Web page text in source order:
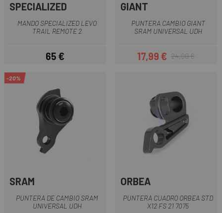
SPECIALIZED
MANDO SPECIALIZED LEVO
TRAIL REMOTE 2
Precio
65 €
GIANT
PUNTERA CAMBIO GIANT
SRAM UNIVERSAL UDH
Precio
17,99 €Precio regular
24,90 €
-20%
SRAM
PUNTERA DE CAMBIO SRAM
UNIVERSAL UDH
ORBEA
PUNTERA CUADRO ORBEA STD
X12 FS 21 7075